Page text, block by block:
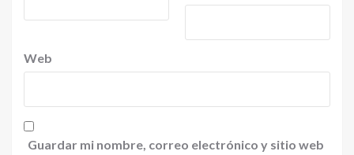
Web
Guardar mi nombre, correo electrónico y sitio web